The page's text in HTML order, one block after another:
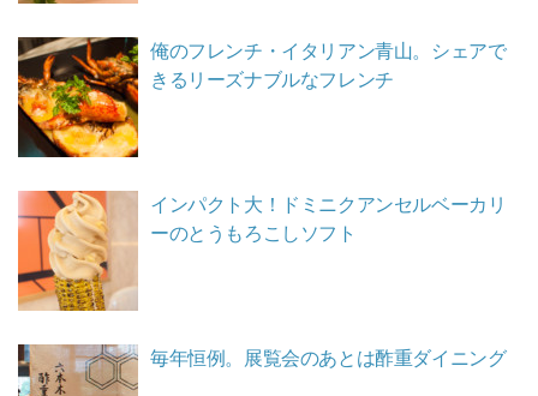
俺のフレンチ・イタリアン青山。シェアで
きるリーズナブルなフレンチ
インパクト大！ドミニクアンセルベーカリ
ーのとうもろこしソフト
毎年恒例。展覧会のあとは酢重ダイニング